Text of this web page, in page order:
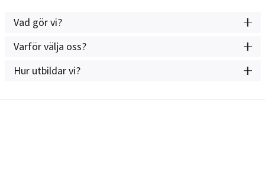
Vad gör vi?
Varför välja oss?
Hur utbildar vi?